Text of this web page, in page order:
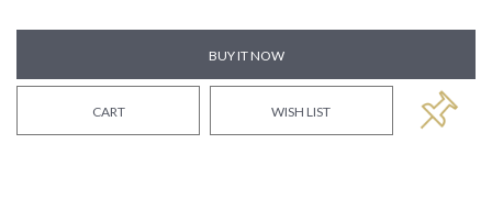
BUY IT NOW
CART WISH LIST